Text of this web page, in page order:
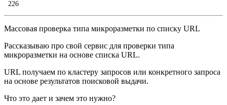
226
Массовая проверка типа микроразметки по списку URL
Рассказываю про свой сервис для проверки типа
микроразметки на основе списка URL.
URL получаем по кластеру запросов или конкретного запроса
на основе результатов поисковой выдачи.
Что это дает и зачем это нужно?